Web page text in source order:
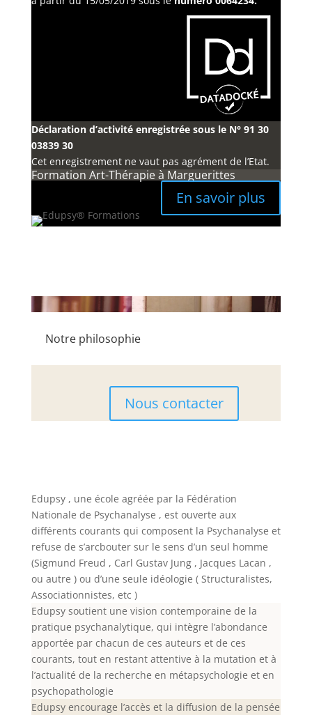
Déclaration d’activité enregistrée sous le N° 91 30
03839 30
Cet enregistrement ne vaut pas agrément de l’Etat.
Formation Art-Thérapie à Marguerittes
En savoir plus
Notre philosophie
Nous contacter
Edupsy , une école agréée par la Fédération
Nationale de Psychanalyse , est ouverte aux
différents courants qui composent la Psychanalyse et
refuse de s’arcbouter sur le sens d’un seul homme
(Sigmund Freud , Carl Gustav Jung , Jacques Lacan ,
ou autre ) ou d’une seule idéologie ( Structuralistes,
Associationnistes, etc )
Edupsy soutient une vision contemporaine de la
pratique psychanalytique, qui intègre l’abondance
apportée par chacun de ces auteurs et de ces
courants, tout en restant attentive à la mutation et à
l’actualité de la recherche en métapsychologie et en
psychopathologie
Edupsy encourage l’accès et la diffusion de la pensée